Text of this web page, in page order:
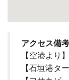
アクセス備考
【空港より
【石垣港タ